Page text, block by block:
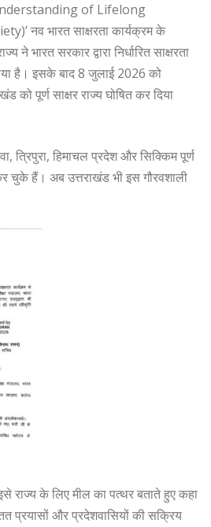
of Lifelong
नव भारत साक्षरता कार्यक्रम के
ने भारत सरकार द्वारा निर्धारित साक्षरता
है। इसके बाद 8 जुलाई 2026 को
को पूर्ण साक्षर राज्य घोषित कर दिया
त्रिपुरा, हिमाचल प्रदेश और सिक्किम पूर्ण
चुके हैं। अब उत्तराखंड भी इस गौरवशाली
राज्य के लिए मील का पत्थर बताते हुए कहा
प्रयासों और प्रदेशवासियों की सक्रिय